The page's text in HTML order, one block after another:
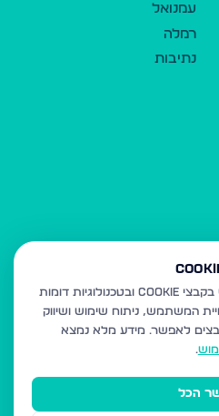
עמנואל
רמלה
נתיבות
אתר רשות היחיד עושה שימוש בקבצי Cookie ובטכנולוגיות דומות
המשתמש, ניתוח שימוש ושיווק
קבצים לאפשר. מידע מלא נמצא
.
הכל